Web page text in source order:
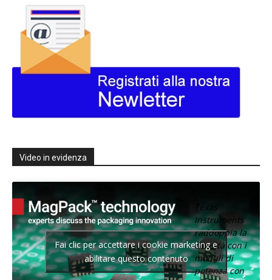
Video in evidenza
Texas
Instruments
raddoppia la
densità con i
moduli di
potenza con
Fai clic per accettare i cookie marketing e
abilitare questo contenuto